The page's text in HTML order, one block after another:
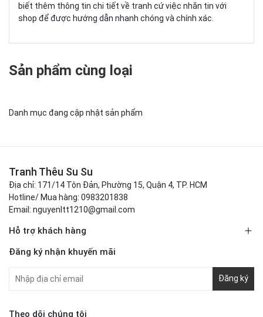
biết thêm thông tin chi tiết về tranh cứ việc nhắn tin với
shop để được hướng dẫn nhanh chóng và chính xác.
Sản phẩm cùng loại
Danh mục đang cập nhật sản phẩm
Tranh Thêu Su Su
Địa chỉ: 171/14 Tôn Đản, Phường 15, Quận 4, TP. HCM
Hotline/ Mua hàng: 0983201838
Email: nguyenltt1210@gmail.com
Hỗ trợ khách hàng
Đăng ký nhận khuyến mãi
Đăng ký
Theo dõi chúng tôi